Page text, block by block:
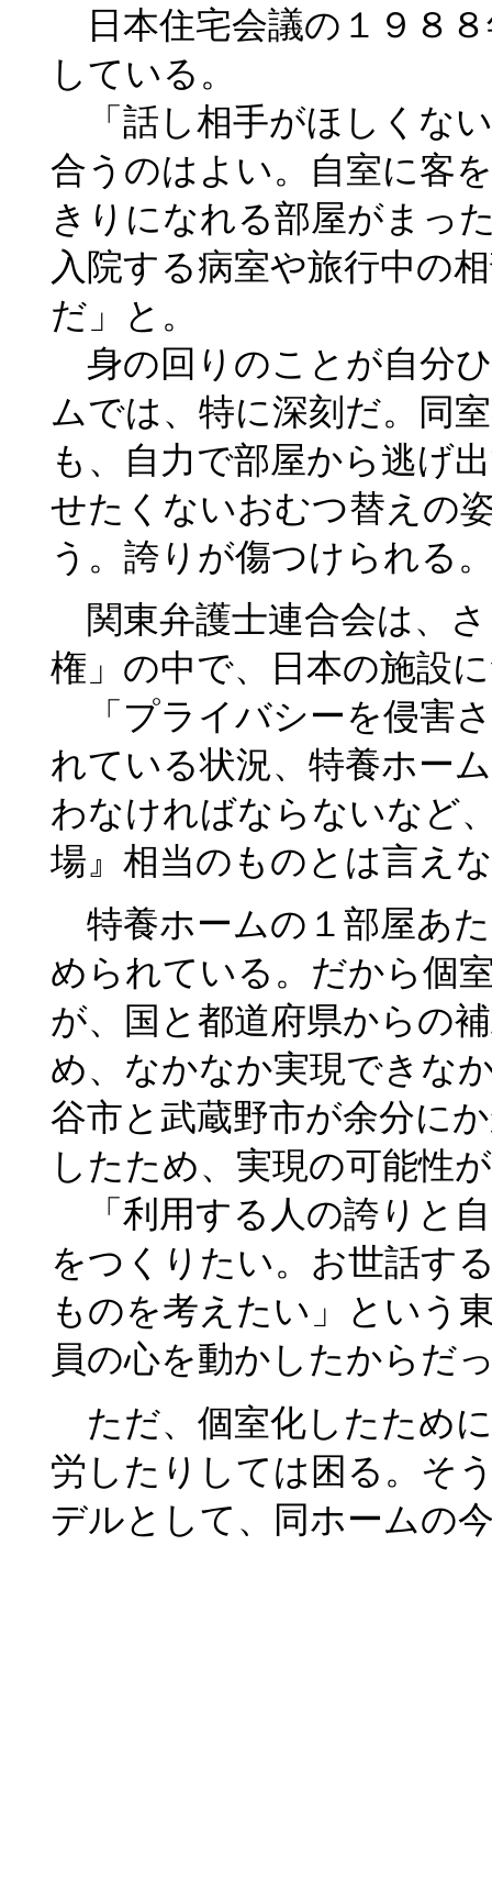
日本住宅会議の１９８
している。
「話し相手がほしくな
合うのはよい。自室に客
きりになれる部屋がまっ
入院する病室や旅行中の
だ」と。
身の回りのことが自分
ムでは、特に深刻だ。同
も、自力で部屋から逃げ
せたくないおむつ替えの
う。誇りが傷つけられる
関東弁護士連合会は、
権」の中で、日本の施設
「プライバシーを侵害
れている状況、特養ホー
わなければならないなど
場』相当のものとは言え
特養ホームの１部屋あ
められている。だから個
が、国と都道府県からの
め、なかなか実現できな
谷市と武蔵野市が余分に
したため、実現の可能性
「利用する人の誇りと
をつくりたい。お世話す
ものを考えたい」という
員の心を動かしたからだ
ただ、個室化したため
労したりしては困る。そ
デルとして、同ホームの